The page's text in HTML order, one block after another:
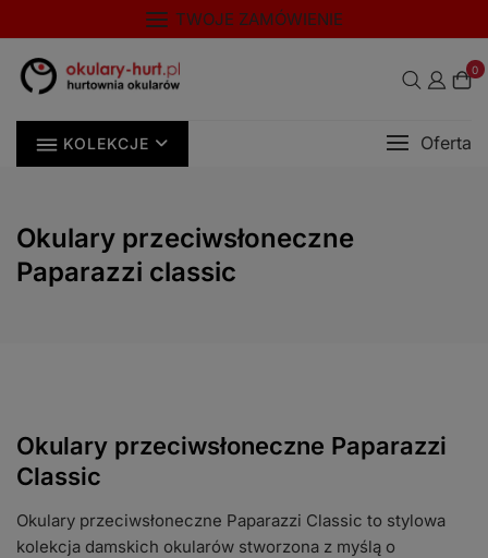
to
content
TWOJE ZAMÓWIENIE
0
KOLEKCJE Oferta
Okulary przeciwsłoneczne
Paparazzi classic
Okulary przeciwsłoneczne Paparazzi
Classic
Okulary przeciwsłoneczne Paparazzi Classic to stylowa
kolekcja damskich okularów stworzona z myślą o
modal-check